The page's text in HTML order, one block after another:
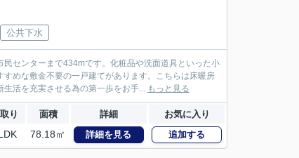
公共下水
センターまで434mです。化粧品や洗面道具といった小
めな敷金不要の一戸建てがあります。こちらは床暖房
活を充実させる為の第一歩をお手... もっと見る
り 面積 詳細 お気に入り
78.18㎡ 詳細を見る 追加する